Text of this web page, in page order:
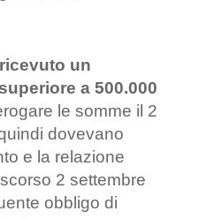
un
a 500.000
le somme il 2
dovevano
e la relazione
2 settembre
obbligo di